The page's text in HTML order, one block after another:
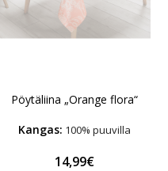
Pöytäliina „Orange flora“
Kangas: 100% puuvilla
14,99€